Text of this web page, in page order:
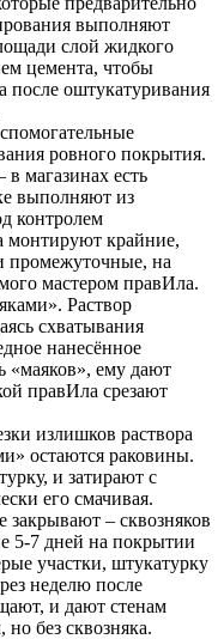
выполняют
слой жидкого
цемента, чтобы
после оштукатуривания
ровного покрытия.
магазинах есть
выполняют из
контролем
монтируют крайние,
промежуточные, на
мастером правИла.
Раствор
схватывания
нанесённое
«маяков», ему дают
правИла срезают
излишков раствора
остаются раковины.
и затирают с
его смачивая.
– сквозняков
5-7 дней на покрытии
участки, штукатурку
неделю после
и дают стенам
без сквозняка.